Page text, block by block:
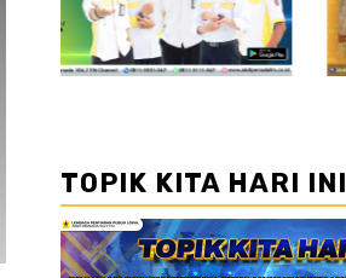
TOPIK KITA HARI INI